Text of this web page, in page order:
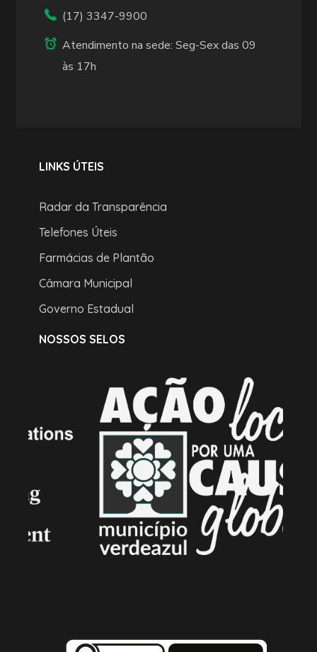
(17) 3347-9900
Atendimento na sede: Seg-Sex das 09
às 17h
LINKS ÚTEIS
Radar da Transparência
Telefones Úteis
Farmácias de Plantão
Câmara Municipal
Governo Estadual
NOSSOS SELOS